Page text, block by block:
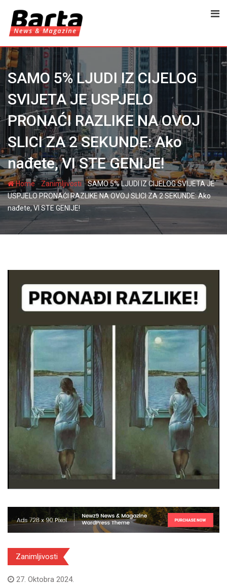
content
SAMO 5% LJUDI IZ CIJELOG
SVIJETA JE USPJELO
PRONAĆI RAZLIKE NA OVOJ
SLICI ZA 2 SEKUNDE: Ako
nađete, VI STE GENIJE!
Home-Zanimljivosti-SAMO 5% LJUDI IZ CIJELOG SVIJETA JE
USPJELO PRONAĆI RAZLIKE NA OVOJ SLICI ZA 2 SEKUNDE: Ako
nađete, VI STE GENIJE!
Zanimljivosti
27. Oktobra 2024.